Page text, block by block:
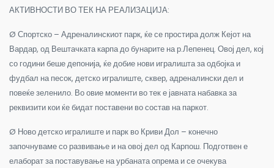
АКТИВНОСТИ ВО ТЕК НА РЕАЛИЗАЦИЈА:
Ø Спортско – Адреналинскиот парк, ќе се простира долж Кејот на
Вардар, од Вештачката карпа до бунарите на р.Лепенец. Овој дел, кој
со години беше депонија, ќе добие нови игралишта за одбојка и
фудбал на песок, детско игралиште, сквер, адреналински дел и
повеќе зеленило. Во овие моменти во тек е јавната набавка за
реквизити кои ќе бидат поставени во состав на паркот.
Ø Ново детско игралиште и парк во Криви Дол – конечно
започнуваме со развивање и на овој дел од Карпош. Подготвен е
елаборат за поставување на урбаната опрема и се очекува